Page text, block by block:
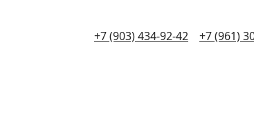
+7 (903) 434-92-42 +7 (961)